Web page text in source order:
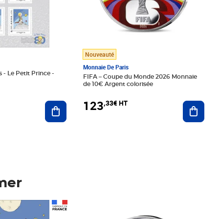
- Le Petit Prince -
Ajouter au panier
Nouveauté
Monnaie De Paris
FIFA – Coupe du Monde 2026 Monnaie
de 10€ Argent colorisée
123,33€ HT